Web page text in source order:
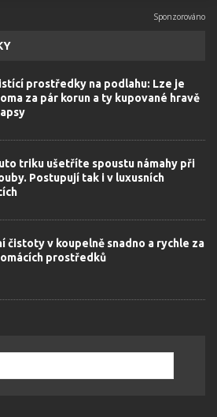
prostředky na podlahu: Lze je
za pár korun a ty kupované hravě
triku ušetříte spoustu námahy při
Postupují tak i v luxusních
čistoty v koupelně snadno a rychle za
prostředků